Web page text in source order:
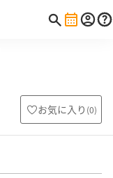
お気に入り (0)